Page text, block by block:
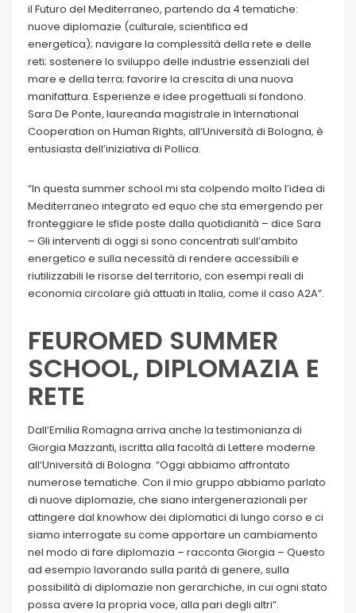
il Futuro del Mediterraneo, partendo da 4 tematiche:
nuove diplomazie (culturale, scientifica ed
energetica); navigare la complessità della rete e delle
reti; sostenere lo sviluppo delle industrie essenziali del
mare e della terra; favorire la crescita di una nuova
manifattura. Esperienze e idee progettuali si fondono.
Sara De Ponte, laureanda magistrale in International
Cooperation on Human Rights, all’Università di Bologna, è
entusiasta dell’iniziativa di Pollica.
“In questa summer school mi sta colpendo molto l’idea di
Mediterraneo integrato ed equo che sta emergendo per
fronteggiare le sfide poste dalla quotidianità – dice Sara
– Gli interventi di oggi si sono concentrati sull’ambito
energetico e sulla necessità di rendere accessibili e
riutilizzabili le risorse del territorio, con esempi reali di
economia circolare già attuati in Italia, come il caso A2A”.
FEUROMED SUMMER
SCHOOL, DIPLOMAZIA E
RETE
Dall’Emilia Romagna arriva anche la testimonianza di
Giorgia Mazzanti, iscritta alla facoltà di Lettere moderne
all’Università di Bologna. “Oggi abbiamo affrontato
numerose tematiche. Con il mio gruppo abbiamo parlato
di nuove diplomazie, che siano intergenerazionali per
attingere dal knowhow dei diplomatici di lungo corso e ci
siamo interrogate su come apportare un cambiamento
nel modo di fare diplomazia – racconta Giorgia – Questo
ad esempio lavorando sulla parità di genere, sulla
possibilità di diplomazie non gerarchiche, in cui ogni stato
possa avere la propria voce, alla pari degli altri”.